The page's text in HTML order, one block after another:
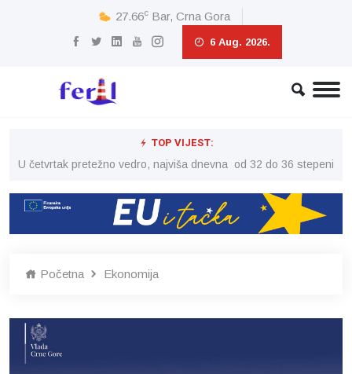
27.66c Bar, Crna Gora
6 Aug. 2026.
TOP VIJEST:
U četvrtak pretežno vedro, najviša dnevna od 32 do 36 stepeni
Početna Ekonomija